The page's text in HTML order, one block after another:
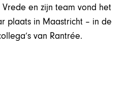
en zijn team vond het
plaats in Maastricht – in de
van Rantrée.